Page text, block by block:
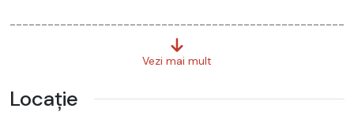
-----------------------------------------------------
📲 SUNA ACUM: 0785 742 865
---------------
Vezi oferta completa pe https://autoleasingrate.ro
Vezi mai mult
Locație